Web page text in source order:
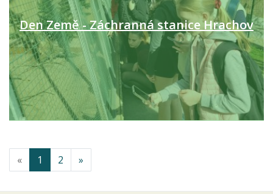
Den Země - Záchranná stanice Hrachov
« 1 2 »